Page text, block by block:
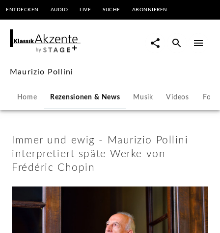
Immer
und
ewig
Maurizio
Pollini
interpretiert
späte
Werke
ENTDECKEN AUDIO LIVE SUCHE ABONNIEREN
Maurizio Pollini
Home Rezensionen & News Musik Videos
Immer und ewig - Maurizio Pollini
interpretiert späte Werke von
Frédéric Chopin